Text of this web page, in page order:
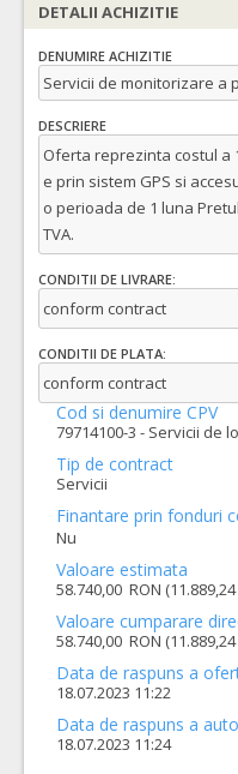
DETALII ACHIZITIE
DENUMIRE ACHIZITIE
Servicii de monitorizare a
DESCRIERE
Oferta reprezinta costul a
e prin sistem GPS si
o perioada de 1 luna
TVA.
CONDITII DE LIVRARE:
conform contract
CONDITII DE PLATA:
conform contract
Cod si denumire CPV
79714100-3 - Servicii de
Tip de contract
Servicii
Finantare prin fonduri
Nu
Valoare estimata
58.740,00 RON
Valoare cumparare
58.740,00 RON
Data de raspuns a
18.07.2023 11:22
Data de raspuns a
18.07.2023 11:24